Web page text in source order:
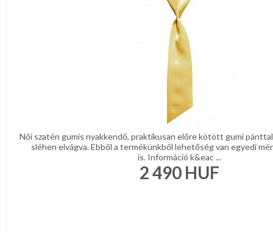
Női szatén gumis nyakkendő, praktikusan előre kötött gumi
sléhen elvágva. Ebből a termékünkből lehetőség van egyedi
is. Információ k&eac ...
2 490 HUF